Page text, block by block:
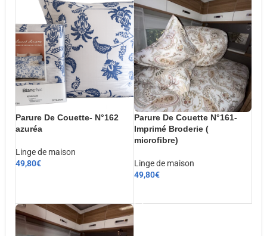
Parure De Couette- N°162
azuréa
Linge de maison
49,80€
Parure De Couette N°161-
Imprimé Broderie (
microfibre)
Linge de maison
49,80€